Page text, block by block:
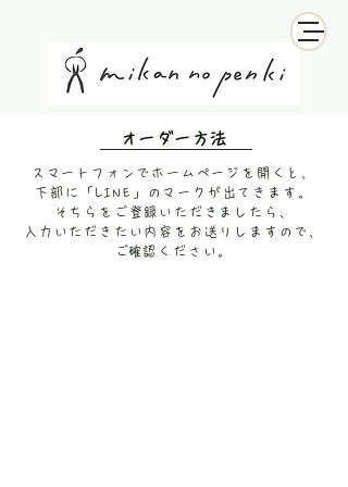
オーダー方法
スマートフォンでホームページを開くと、
下部に「LINE」のマークが出てきます。
そちらをご登録いただきましたら、
入力いただきたい内容をお送りしますので、
​ご確認ください。